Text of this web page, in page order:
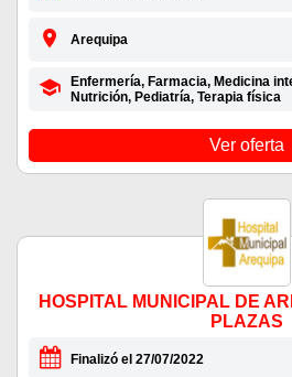
Arequipa
Enfermería, Farmacia, Medicina
Nutrición, Pediatría, Terapia física
Ver oferta
HOSPITAL MUNICIPAL DE
PLAZAS
Finalizó el 27/07/2022